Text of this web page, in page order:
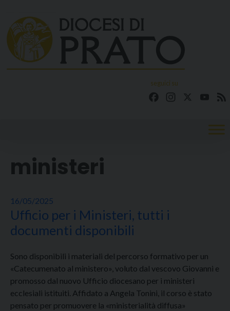
content
seguici su
FacebookInstagram
ministeri
16/05/2025
Ufficio per i Ministeri, tutti i
documenti disponibili
Sono disponibili i materiali del percorso formativo per un
«Catecumenato al ministero», voluto dal vescovo Giovanni e
promosso dal nuovo Ufficio diocesano per i ministeri
ecclesiali istituiti. Affidato a Angela Tonini, il corso è stato
pensato per promuovere la «ministerialità diffusa»